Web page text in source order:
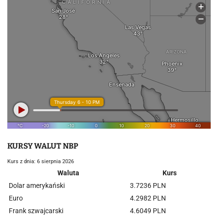
KURSY WALUT NBP
Kurs z dnia: 6 sierpnia 2026
Waluta
Kurs
Dolar amerykański
3.7236 PLN
Euro
4.2982 PLN
Frank szwajcarski
4.6049 PLN